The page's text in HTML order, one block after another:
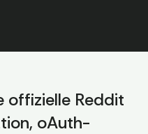
offizielle Reddit
oAuth-